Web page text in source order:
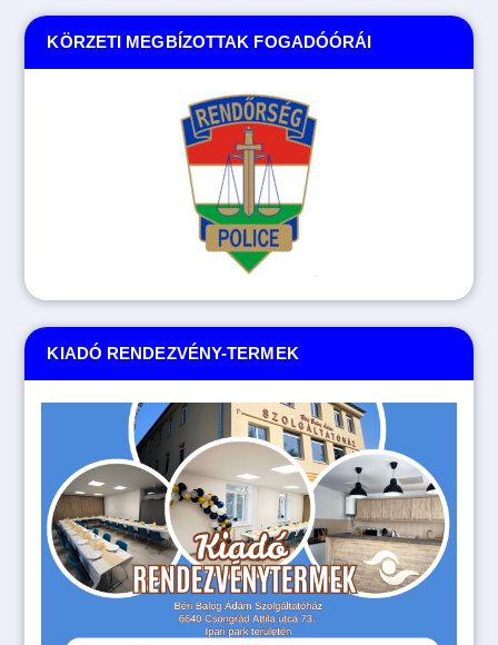
KIADÓ RENDEZVÉNY-TERMEK
KÖRZETI MEGBÍZOTTAK FOGADÓÓRÁI